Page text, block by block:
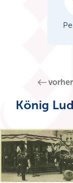
König